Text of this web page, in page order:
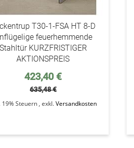
T30-1-FSA HT 8-D
feuerhemmende
KURZFRISTIGER
AKTIONSPREIS
Sonderpreis
423,40 €
635,48 €
19% Steuern , exkl.Versandkosten